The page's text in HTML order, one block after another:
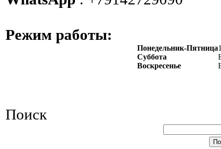
Режим работы:
Понедельник-Пятница
Суббота
Воскресенье
Поиск